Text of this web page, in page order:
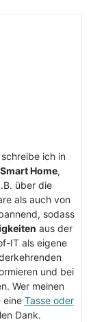
ich in
Smart Home,
über die
als auch von
sodass
aus der
IT als eigene
und bei
Wer meinen
eine Tasse oder
Dank.